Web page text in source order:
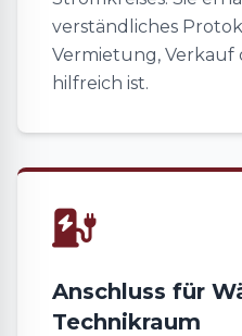
verständliches
Vermietung,
hilfreich ist.
Anschluss für
Technikraum